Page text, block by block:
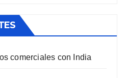
comerciales con India